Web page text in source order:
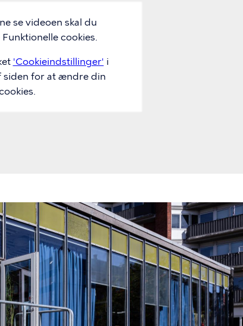
se videoen skal du
cookies.
'Cookieindstillinger' i
siden for at ændre din